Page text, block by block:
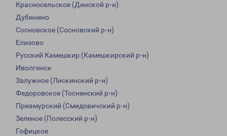
Красносельское (Динской р-н)
Дубинино
Сосновское (Сосновский р-н)
Елизово
Русский Камешкир (Камешкирский р-н)
Иволгинск
Залужное (Лискинский р-н)
Федоровское (Тосненский р-н)
Приамурский (Смидовичский р-н)
Зеленое (Полесский р-н)
Гофицкое